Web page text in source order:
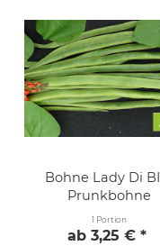
Bohne Lady Di
Prunkbohne
1 Portion
ab 3,25 € *